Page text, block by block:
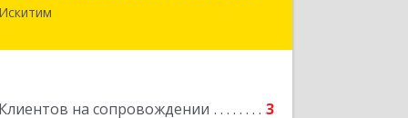
Искитим
Клиентов на сопровождении 3